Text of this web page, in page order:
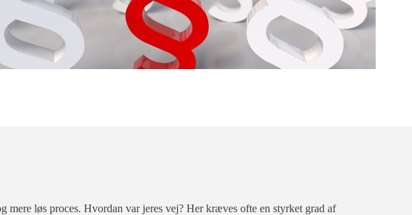
løs proces. Hvordan var jeres vej? Her kræves ofte en styrket grad af